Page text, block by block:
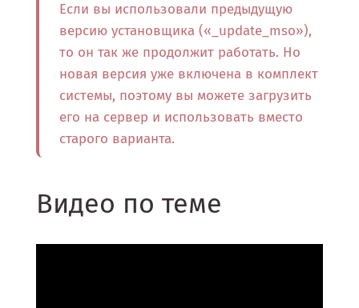
Если вы использовали предыдущую
версию установщика («_update_mso»),
то он так же продолжит работать. Но
новая версия уже включена в комплект
системы, поэтому вы можете загрузить
его на сервер и использовать вместо
старого варианта.
Видео по теме